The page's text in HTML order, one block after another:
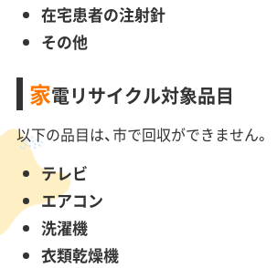
在宅患者の注射針
その他
家電リサイクル対象品目
以下の品目は、市で回収ができません。
テレビ
エアコン
洗濯機
衣類乾燥機